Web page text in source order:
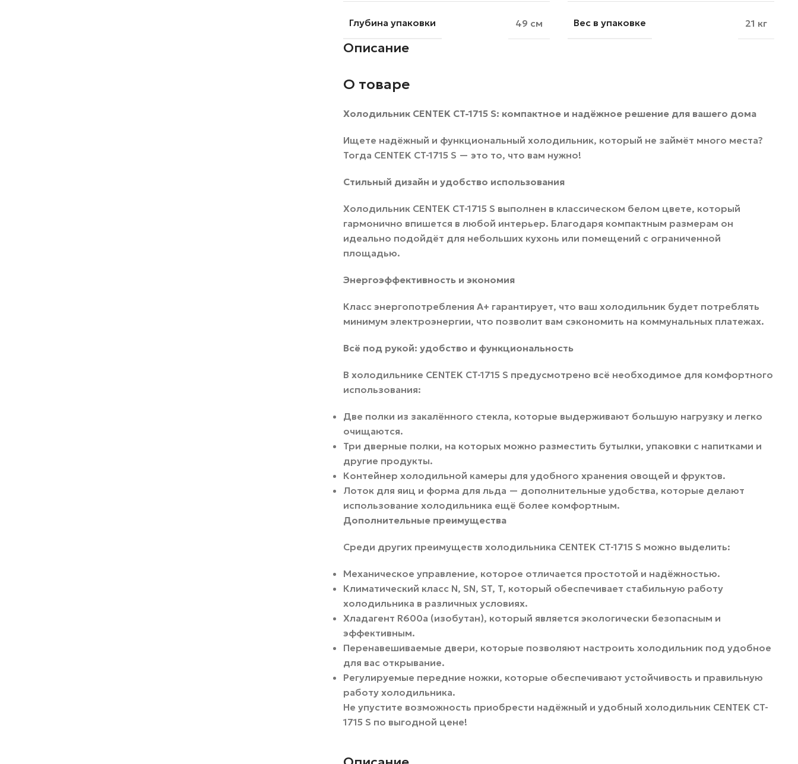
Глубина упаковки 49 см Вес в упаковке 21 кг
Описание
О товаре
Холодильник CENTEK CT-1715 S: компактное и надёжное решение для вашего дома
Ищете надёжный и функциональный холодильник, который не займёт много места?
Тогда CENTEK CT-1715 S — это то, что вам нужно!
Стильный дизайн и удобство использования
Холодильник CENTEK CT-1715 S выполнен в классическом белом цвете, который
гармонично впишется в любой интерьер. Благодаря компактным размерам он
идеально подойдёт для небольших кухонь или помещений с ограниченной
площадью.
Энергоэффективность и экономия
Класс энергопотребления A+ гарантирует, что ваш холодильник будет потреблять
минимум электроэнергии, что позволит вам сэкономить на коммунальных платежах.
Всё под рукой: удобство и функциональность
В холодильнике CENTEK CT-1715 S предусмотрено всё необходимое для комфортного
использования:
Две полки из закалённого стекла, которые выдерживают большую нагрузку и легко
очищаются.
Три дверные полки, на которых можно разместить бутылки, упаковки с напитками и
другие продукты.
Контейнер холодильной камеры для удобного хранения овощей и фруктов.
Лоток для яиц и форма для льда — дополнительные удобства, которые делают
использование холодильника ещё более комфортным.
Дополнительные преимущества
Среди других преимуществ холодильника CENTEK CT-1715 S можно выделить:
Механическое управление, которое отличается простотой и надёжностью.
Климатический класс N, SN, ST, T, который обеспечивает стабильную работу
холодильника в различных условиях.
Хладагент R600a (изобутан), который является экологически безопасным и
эффективным.
Перенавешиваемые двери, которые позволяют настроить холодильник под удобное
для вас открывание.
Регулируемые передние ножки, которые обеспечивают устойчивость и правильную
работу холодильника.
Не упустите возможность приобрести надёжный и удобный холодильник CENTEK CT-
1715 S по выгодной цене!